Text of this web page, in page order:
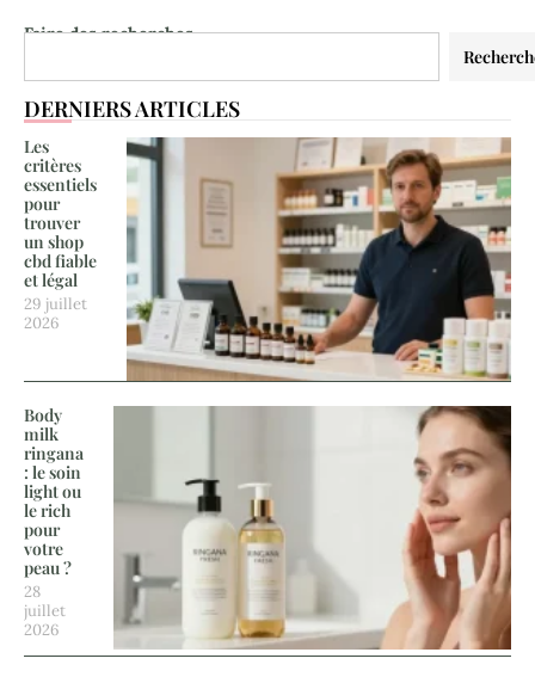
Faire des recherches
DERNIERS ARTICLES
Les
critères
essentiels
pour
trouver
un shop
cbd fiable
et légal
29 juillet
2026
Body
milk
ringana
: le soin
light ou
le rich
pour
votre
peau ?
28
juillet
2026